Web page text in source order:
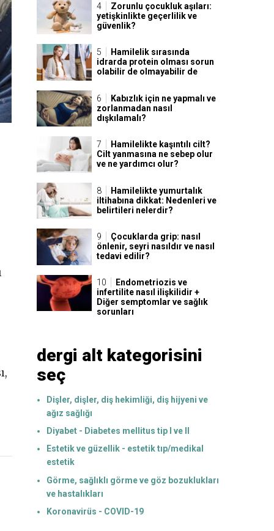
Zorunlu çocukluk aşıları:
yetişkinlikte geçerlilik ve
güvenlik?
Hamilelik sırasında
idrarda protein olması sorun
olabilir de olmayabilir de
Kabızlık için ne yapmalı ve
zorlanmadan nasıl
dışkılamalı?
Hamilelikte kaşıntılı cilt?
Cilt yanmasına ne sebep olur
ve ne yardımcı olur?
Hamilelikte yumurtalık
iltihabına dikkat: Nedenleri ve
belirtileri nelerdir?
Çocuklarda grip: nasıl
önlenir, seyri nasıldır ve nasıl
tedavi edilir?
Endometriozis ve
infertilite nasıl ilişkilidir +
Diğer semptomlar ve sağlık
sorunları
dergi alt kategorisini
seç
Dişler, dişler, diş hekimliği, diş hijyeni ve
ağız sağlığı
Diyabet - Diabetes mellitus tip I ve II
Estetik ve güzellik - estetik tıp/medikal
estetik
Görme, sağlıklı görme ve göz bozuklukları
ve hastalıkları
Koronavirüs - COVID-19